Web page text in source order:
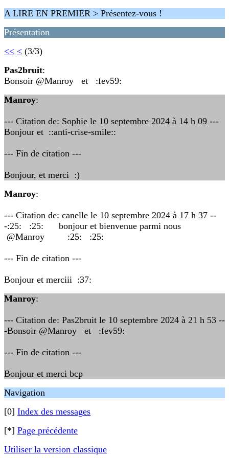
A LIRE EN PREMIER > Présentez-vous !
Présentation
<< < (3/3)
Pas2bruit:
Bonsoir @Manroy et :fev59:
Manroy:
--- Citation de: Sophie le 10 septembre 2024 à 14 h 09 ---
Bonjour et ::anti-crise-smile::
--- Fin de citation ---
Bonjour, et merci :)
Manroy:
--- Citation de: canelle le 10 septembre 2024 à 17 h 37 --
-:25: :25: bonjour et bienvenue parmi nous
@Manroy :25: :25:
--- Fin de citation ---
Bonjour et merciii :37:
Manroy:
--- Citation de: Pas2bruit le 10 septembre 2024 à 21 h 53 --
-Bonsoir @Manroy et :fev59:
--- Fin de citation ---
Bonjour et merci bcp
Navigation
[0] Index des messages
[*] Page précédente
Utiliser la version classique